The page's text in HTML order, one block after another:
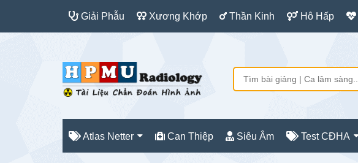
Giải Phẫu Xương Khớp Thần Kinh Hô Hấp
Atlas Netter Can Thiệp Siêu Âm Test CĐHA